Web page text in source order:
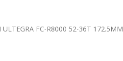
FC-R8000 52-36T 172.5MM